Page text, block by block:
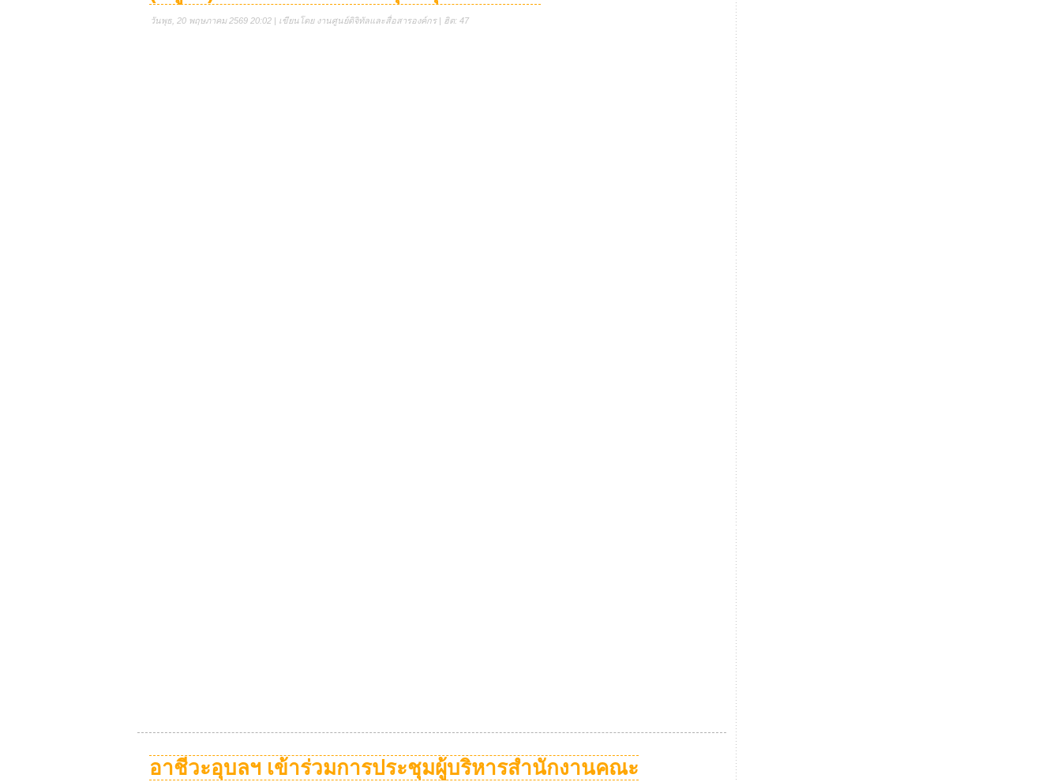
วันพุธ, 20 พฤษภาคม 2569 20:02 | เขียนโดย งานศูนย์ดิจิทัลและสื่อสารองค์กร | ฮิต: 47
อาชีวะอุบลฯ เข้าร่วมการประชุมผู้บริหารสำนักงานคณะ